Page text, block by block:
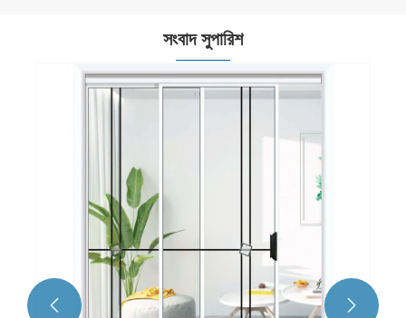
সংবাদ সুপারিশ
 